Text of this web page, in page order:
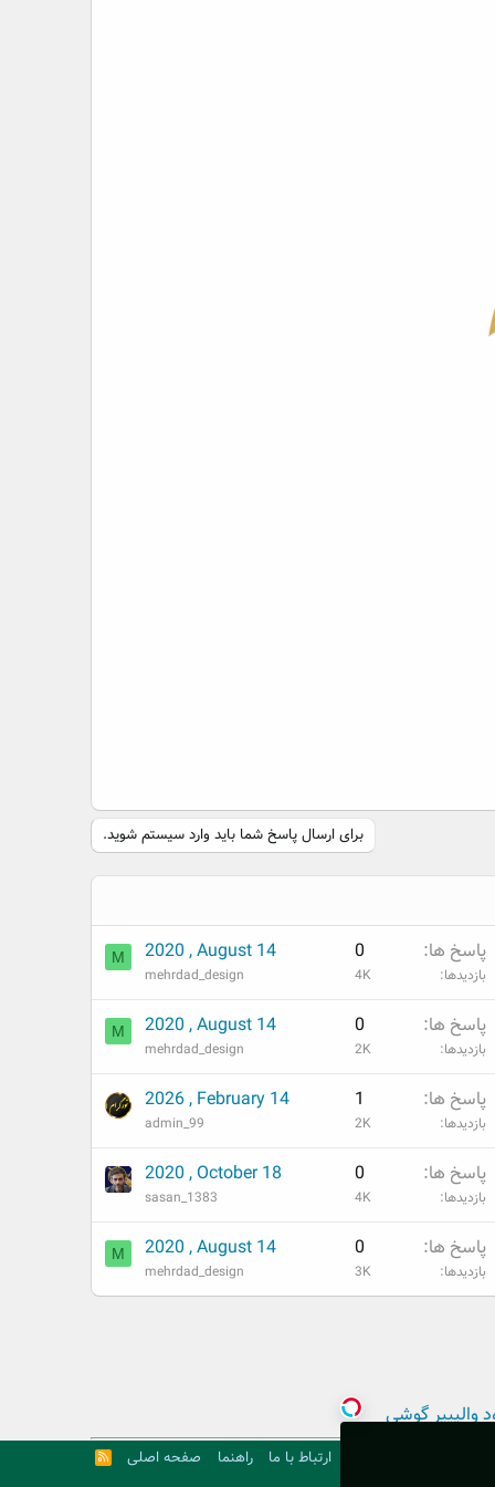
برای ارسال پاسخ شما باید وارد سیستم شوید.
پاسخ ها 0
بازدیدها 4K
2020 , August 14
mehrdad_design
M
پاسخ ها 0
بازدیدها 2K
2020 , August 14
mehrdad_design
M
پاسخ ها 1
بازدیدها 2K
2026 , February 14
admin_99
پاسخ ها 0
بازدیدها 4K
2020 , October 18
sasan_1383
پاسخ ها 0
بازدیدها 3K
2020 , August 14
mehrdad_design
M
والپیپر گوشی
ارتباط با ما راهنما صفحه اصلی
R
S